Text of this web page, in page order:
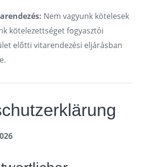
Nem vagyunk kötelesek
kötelezettséget fogyasztói
előtti vitarendezési eljárásban